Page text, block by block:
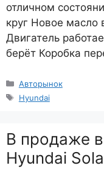
отличном
круг Новое масло
Двигатель
берёт Коробка
Рубрики
Авторынок
Метки
Hyundai
B продаже
Hyundai